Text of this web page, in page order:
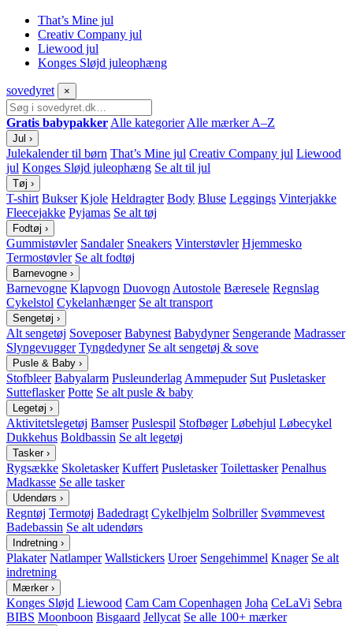
That’s Mine jul
Creativ Company jul
Liewood jul
Konges Sløjd juleophæng
sovedyret ×
Gratis babypakker Alle kategorier Alle mærker A–Z
Jul ›
Julekalender til børn That’s Mine jul Creativ Company jul Liewood
jul Konges Sløjd juleophæng Se alt til jul
Tøj ›
T-shirt Bukser Kjole Heldragter Body Bluse Leggings Vinterjakke
Fleecejakke Pyjamas Se alt tøj
Fodtøj ›
Gummistøvler Sandaler Sneakers Vinterstøvler Hjemmesko
Termostøvler Se alt fodtøj
Barnevogne ›
Barnevogne Klapvogn Duovogn Autostole Bæresele Regnslag
Cykelstol Cykelanhænger Se alt transport
Sengetøj ›
Alt sengetøj Soveposer Babynest Babydyner Sengerande Madrasser
Slyngevugger Tyngdedyner Se alt sengetøj & sove
Pusle & Baby ›
Stofbleer Babyalarm Pusleunderlag Ammepuder Sut Pusletasker
Sutteflasker Potte Se alt pusle & baby
Legetøj ›
Aktivitetslegetøj Bamser Puslespil Stofbøger Løbehjul Løbecykel
Dukkehus Boldbassin Se alt legetøj
Tasker ›
Rygsække Skoletasker Kuffert Pusletasker Toilettasker Penalhus
Madkasse Se alle tasker
Udendørs ›
Regntøj Termotøj Badedragt Cykelhjelm Solbriller Svømmevest
Badebassin Se alt udendørs
Indretning ›
Plakater Natlamper Wallstickers Uroer Sengehimmel Knager Se alt
indretning
Mærker ›
Konges Sløjd Liewood Cam Cam Copenhagen Joha CeLaVi Sebra
BIBS Moonboon Bisgaard Jellycat Se alle 100+ mærker